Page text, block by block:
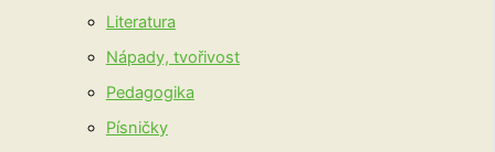
Literatura
Nápady, tvořivost
Pedagogika
Písničky